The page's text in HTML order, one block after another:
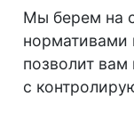
Мы берем на
нормативами
позволит
с